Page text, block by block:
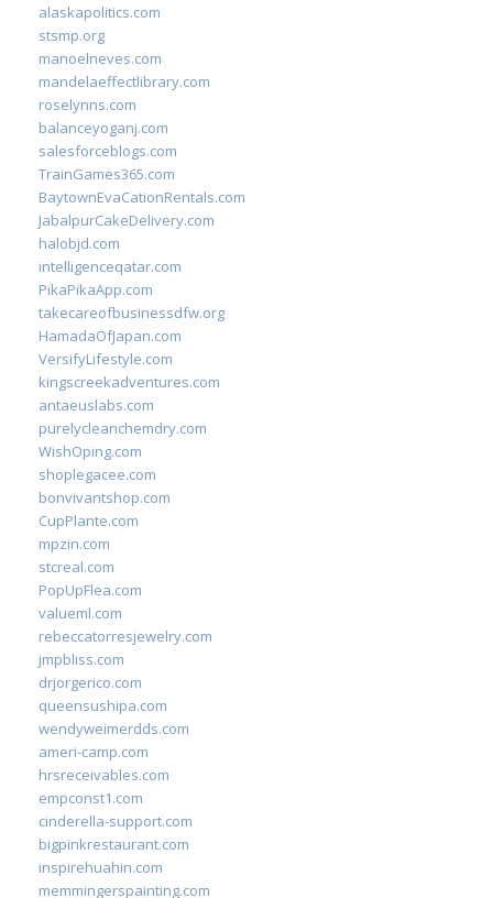
alaskapolitics.com
stsmp.org
manoelneves.com
mandelaeffectlibrary.com
roselynns.com
balanceyoganj.com
salesforceblogs.com
TrainGames365.com
BaytownEvaCationRentals.com
JabalpurCakeDelivery.com
halobjd.com
intelligenceqatar.com
PikaPikaApp.com
takecareofbusinessdfw.org
HamadaOfJapan.com
VersifyLifestyle.com
kingscreekadventures.com
antaeuslabs.com
purelycleanchemdry.com
WishOping.com
shoplegacee.com
bonvivantshop.com
CupPlante.com
mpzin.com
stcreal.com
PopUpFlea.com
valueml.com
rebeccatorresjewelry.com
jmpbliss.com
drjorgerico.com
queensushipa.com
wendyweimerdds.com
ameri-camp.com
hrsreceivables.com
empconst1.com
cinderella-support.com
bigpinkrestaurant.com
inspirehuahin.com
memmingerspainting.com